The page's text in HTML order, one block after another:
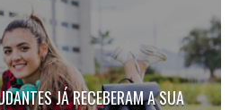
JÁ RECEBERAM A SUA